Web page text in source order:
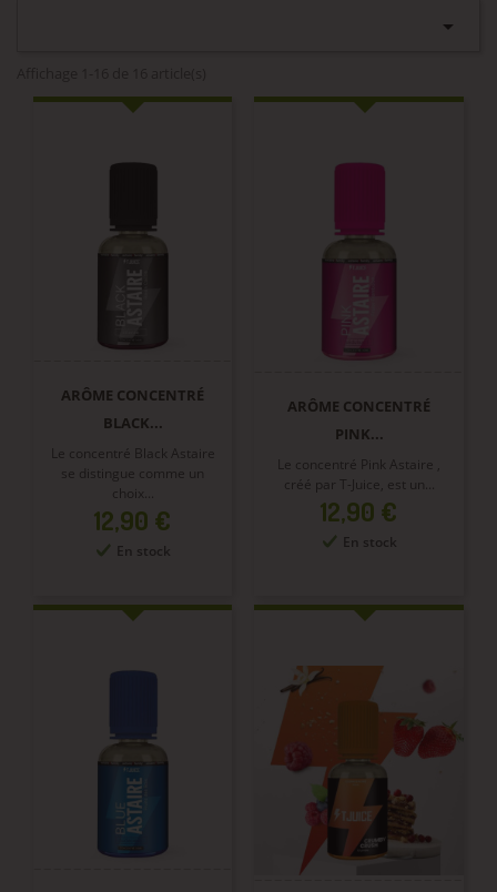

ARÔME CONCENTRÉ
BLACK...
Le concentré Black Astaire
se distingue comme un
choix...
Prix
12,90 €
En stock
ARÔME CONCENTRÉ
PINK...
Le concentré Pink Astaire ,
créé par T-Juice, est un...
Prix
12,90 €
En stock